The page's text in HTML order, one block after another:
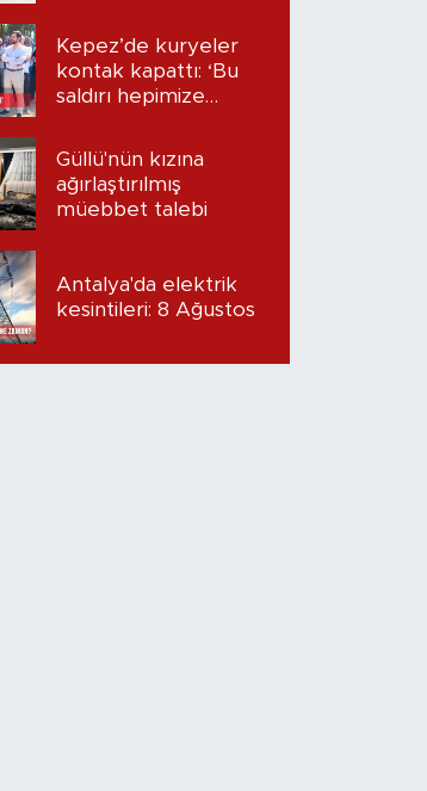
Kepez’de kuryeler
kontak kapattı: ‘Bu
saldırı hepimize
Güllü'nün kızına
ağırlaştırılmış
müebbet talebi
Antalya'da elektrik
kesintileri: 8 Ağustos